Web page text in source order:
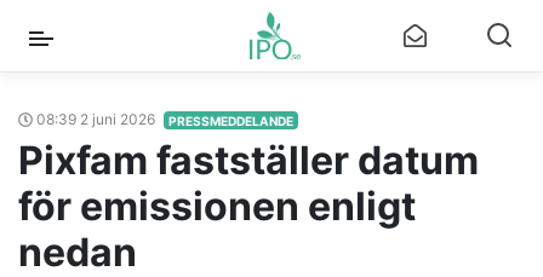
08:39 2 juni 2026 PRESSMEDDELANDE
Pixfam fastställer datum
för emissionen enligt
nedan